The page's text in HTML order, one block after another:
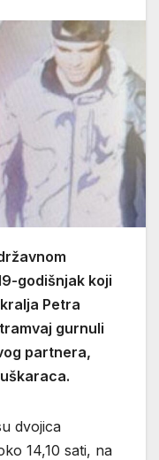
godišnjak koji
Petra
gurnuli
partnera,
dvojica
14,10 sati, na